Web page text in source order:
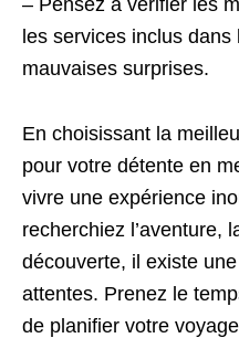
les services inclus
mauvaises surprises.
En choisissant la
pour votre détente en
vivre une expérience
recherchiez l’aventure,
découverte, il existe
attentes. Prenez le
de planifier votre